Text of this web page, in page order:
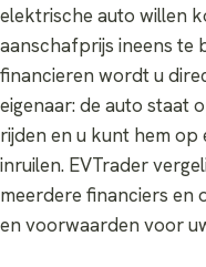
elektrische auto willen
aanschafprijs ineens te
financieren wordt u
eigenaar: de auto staat
rijden en u kunt hem
inruilen. EVTrader
meerdere financiers en
en voorwaarden voor